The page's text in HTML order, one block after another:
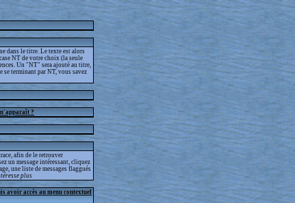
dans le titre. Le texte est alors
NT de votre choix (la seule
Un "NT" sera ajouté au titre,
se terminant par NT, vous savez
n'apparaît ?
afin de le retrouver
un message intéressant, cliquez
une liste de messages flaggués
plus
avoir accès au menu contextuel